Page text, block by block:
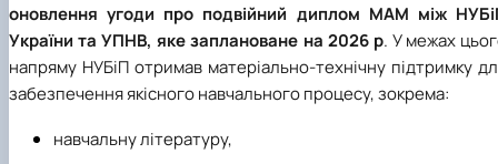
оновлення угоди про подвійний диплом MAM між
України та УПНВ, яке заплановане на 2026 р. У межах
напряму НУБіП отримав матеріально-технічну підтримку
забезпечення якісного навчального процесу, зокрема:
навчальну літературу,